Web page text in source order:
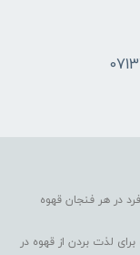
در هر فنجان قهوه
لذت بردن از قهوه در